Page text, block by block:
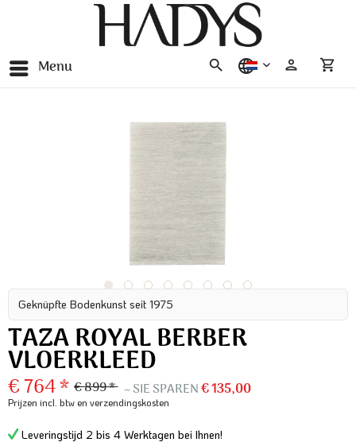
Menu nederlands
Geknüpfte Bodenkunst seit 1975
TAZA ROYAL BERBER
VLOERKLEED
€ 764 * € 899 * – SIE SPAREN€ 135,00
Prijzen incl. btwen verzendingskosten
Leveringstijd 2 bis 4 Werktagen bei Ihnen!